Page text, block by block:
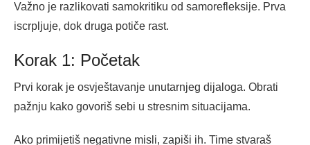
Važno je razlikovati samokritiku od samorefleksije. Prva
iscrpljuje, dok druga potiče rast.
Korak 1: Početak
Prvi korak je osvještavanje unutarnjeg dijaloga. Obrati
pažnju kako govoriš sebi u stresnim situacijama.
Ako primijetiš negativne misli, zapiši ih. Time stvaraš